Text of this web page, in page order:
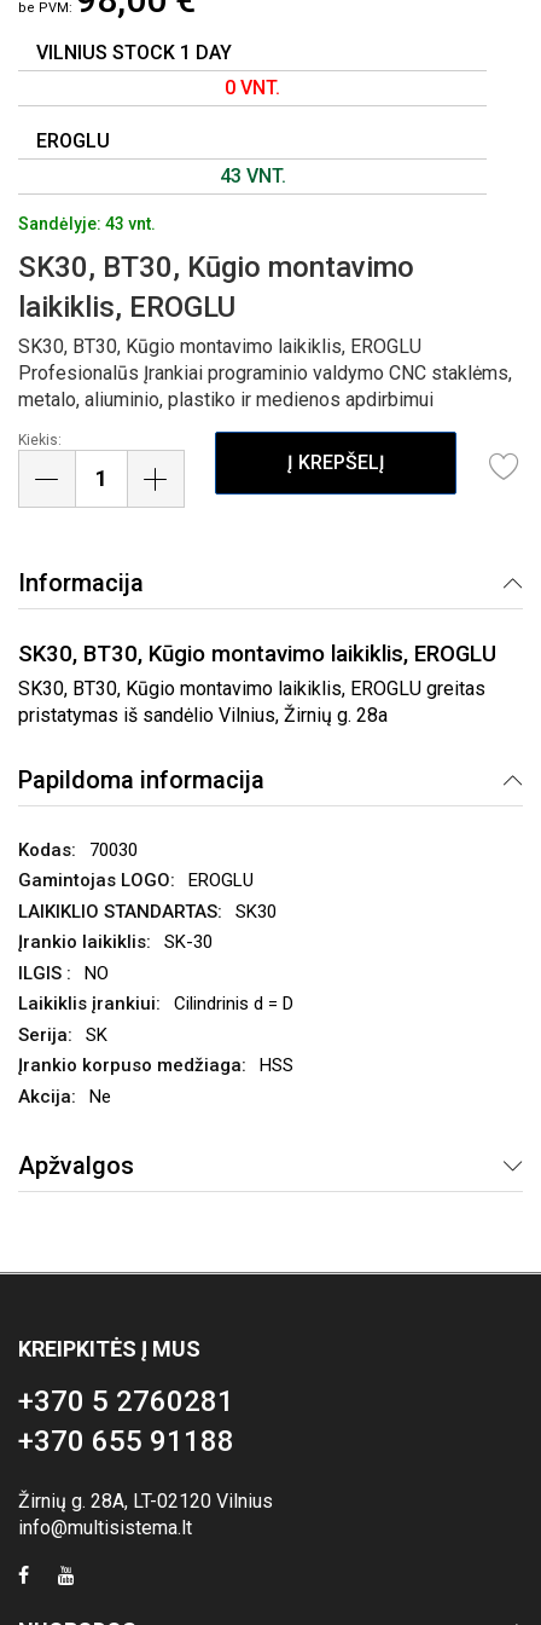
PRADŽIĄ
VILNIUS STOCK 1 DAY
0 VNT.
EROGLU
43 VNT.
Sandėlyje: 43 vnt.
SK30, BT30, Kūgio montavimo
laikiklis, EROGLU
SK30, BT30, Kūgio montavimo laikiklis, EROGLU
Profesionalūs Įrankiai programinio valdymo CNC staklėms,
metalo, aliuminio, plastiko ir medienos apdirbimui
Kiekis:
Į KREPŠELĮ
Informacija
SK30, BT30, Kūgio montavimo laikiklis, EROGLU
SK30, BT30, Kūgio montavimo laikiklis, EROGLU greitas
pristatymas iš sandėlio Vilnius, Žirnių g. 28a
Papildoma informacija
70030
EROGLU
SK30
SK-30
NO
Cilindrinis d = D
SK
HSS
Ne
Apžvalgos
KREIPKITĖS Į MUS
+370 5 2760281
+370 655 91188
Žirnių g. 28A, LT-02120 Vilnius
info@multisistema.lt